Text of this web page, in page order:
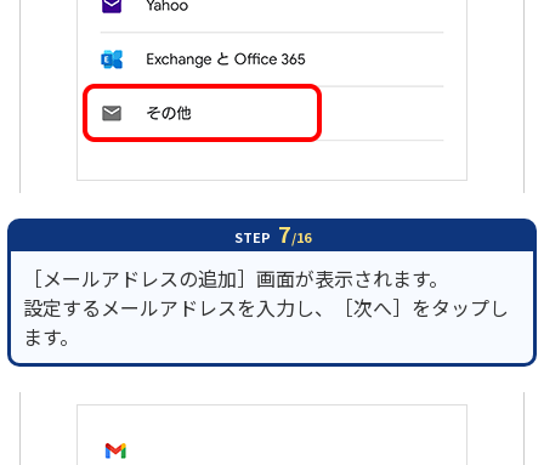
STEP 7/16
［メールアドレスの追加］画面が表示されます。
設定するメールアドレスを入力し、［次へ］をタップし
ます。